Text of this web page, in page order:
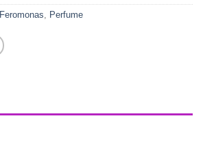
Feromonas, Perfume